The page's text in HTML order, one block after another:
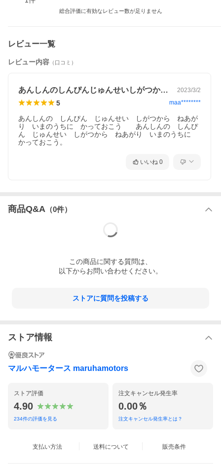
こちらの商品には、便利でお得なセットパーツがあります。
オイルシール クランク テール（BP05-11-312）x1
ガスケットオイルパン リヤ（B6F4-10-428）x1
ガスケットエキゾーストマニホールド（BP05-13-460）x1
ガスケットインテークマニホールド（BP05-13-111）x1
ガスケット サーモスタット（B621-15-173）x2
オイルシール クランク シャフト フロント（B3C7-10-602A）x1
バルブ シール インテーク（KL01-10-155）x8
バルブ シール エキゾースト（KL02-10-155）x8
ピンチューブラー ヘッド勘合リング（B630-10-306）x2
Oリング サーモハウジング（B61P-15-106A）x1
Oリング ウォーターポンプ（E301-15-287）x1
Oリング オイル レベルゲージ（9954-10-0906）x1
総合評価に有効なレビュー数が足りません
レビュー一覧
レビュー内容 （口コミ）
あんしんのしんぴんじゅんせいしがつから… 2023/3/2
5 maa********
あんしんの　しんぴん　じゅんせい　しがつから　ねあが
り　いまのうちに　かっておこう　　あんしんの　しんぴ
ん　じゅんせい　しがつから　ねあがり　いまのうちに
いいね 0
商品Q&A （0件）
この商品に関する質問は、
以下からお問い合わせください。
ストアに質問を投稿する
ストア情報
マルハモータース maruhamotors
ストア評価
4.90
234件の評価を見る
注文キャンセル発生率
0.00％
注文キャンセル発生率とは？
支払い方法 送料について 販売条件